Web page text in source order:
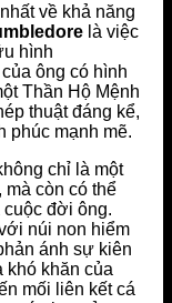
về khả năng
là việc
hình
ông có hình
Thần Hộ Mệnh
thuật đáng kể,
phúc mạnh mẽ.
chỉ là một
còn có thể
cuộc đời ông.
núi non hiểm
ánh sự kiên
khăn của
mối liên kết cá